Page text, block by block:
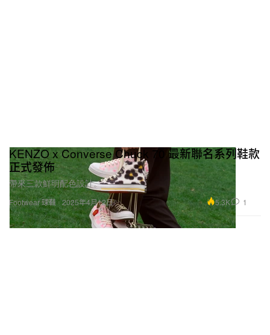
Footwear 球鞋
KENZO x Converse Chuck 70 最新聯名系列鞋款
正式發佈
帶來三款鮮明配色設計。
2025年4月12日 5.3K 1